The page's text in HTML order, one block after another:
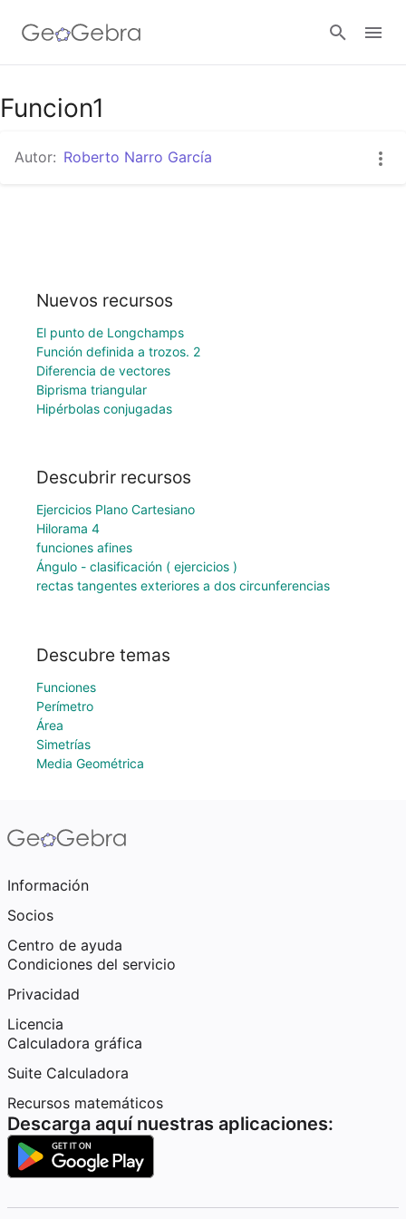
Funcion1
Autor: Roberto Narro García
Nuevos recursos
El punto de Longchamps
Función definida a trozos. 2
Diferencia de vectores
Biprisma triangular
Hipérbolas conjugadas
Descubrir recursos
Ejercicios Plano Cartesiano
Hilorama 4
funciones afines
Ángulo - clasificación ( ejercicios )
rectas tangentes exteriores a dos circunferencias
Descubre temas
Funciones
Perímetro
Área
Simetrías
Media Geométrica
Información
Socios
Centro de ayuda
Condiciones del servicio
Privacidad
Licencia
Calculadora gráfica
Suite Calculadora
Recursos matemáticos
Descarga aquí nuestras aplicaciones: